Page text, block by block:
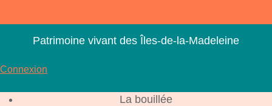
contenu
Patrimoine vivant des Îles-de-la-Madeleine
Connexion
La bouillée